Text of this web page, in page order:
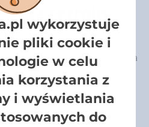
termin
kwietnia do końca września
zalecanych dawek
to spowodować
roślin.
wykorzystuje
pliki cookie i
w celu
korzystania z
i wyświetlania
do